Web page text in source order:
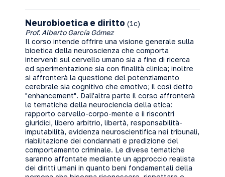
Neurobioetica e diritto (1c)
Prof. Alberto García Gómez
Il corso intende offrire una visione generale sulla
bioetica della neuroscienza che comporta
interventi sul cervello umano sia a fine di ricerca
ed sperimentazione sia con finalità clinica; inoltre
si affronterà la questione del potenziamento
cerebrale sia cognitivo che emotivo; il così detto
"enhancement". Dall'altra parte il corso affronterà
le tematiche della neurociencia della etica:
rapporto cervello-corpo-mente e ii riscontri
giuridici, libero arbitrio, libertà, responsabilità-
imputabilità, evidenza neuroscientifica nei tribunali,
riabilitazione dei condannati e predizione del
comportamento criminale. Le divese tematiche
saranno affontate mediante un approccio realista
dei diritti umani in quanto beni fondamentali della